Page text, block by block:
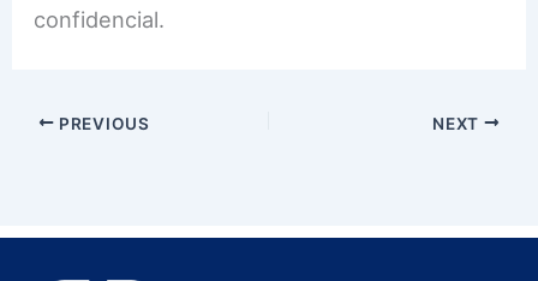
confidencial.
PREVIOUS NEXT